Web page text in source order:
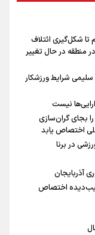
کنونی است/ در
سکه و دلار یکشنبه ۱۸ مرداد / دلار چه نقشه ای برای
شکل‌گیری ائتلاف
منطقه در حال تغییر
شرایط ورزشکار
نیست
بجای گران‌سازی
اختصاص یابد
در برنا
آذربایجان
آسیب‌دیده اختصاص